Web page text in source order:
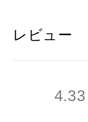
レビュー
4.33